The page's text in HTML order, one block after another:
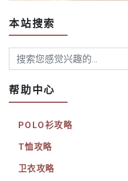
本站搜索
帮助中心
POLO衫攻略
T恤攻略
卫衣攻略